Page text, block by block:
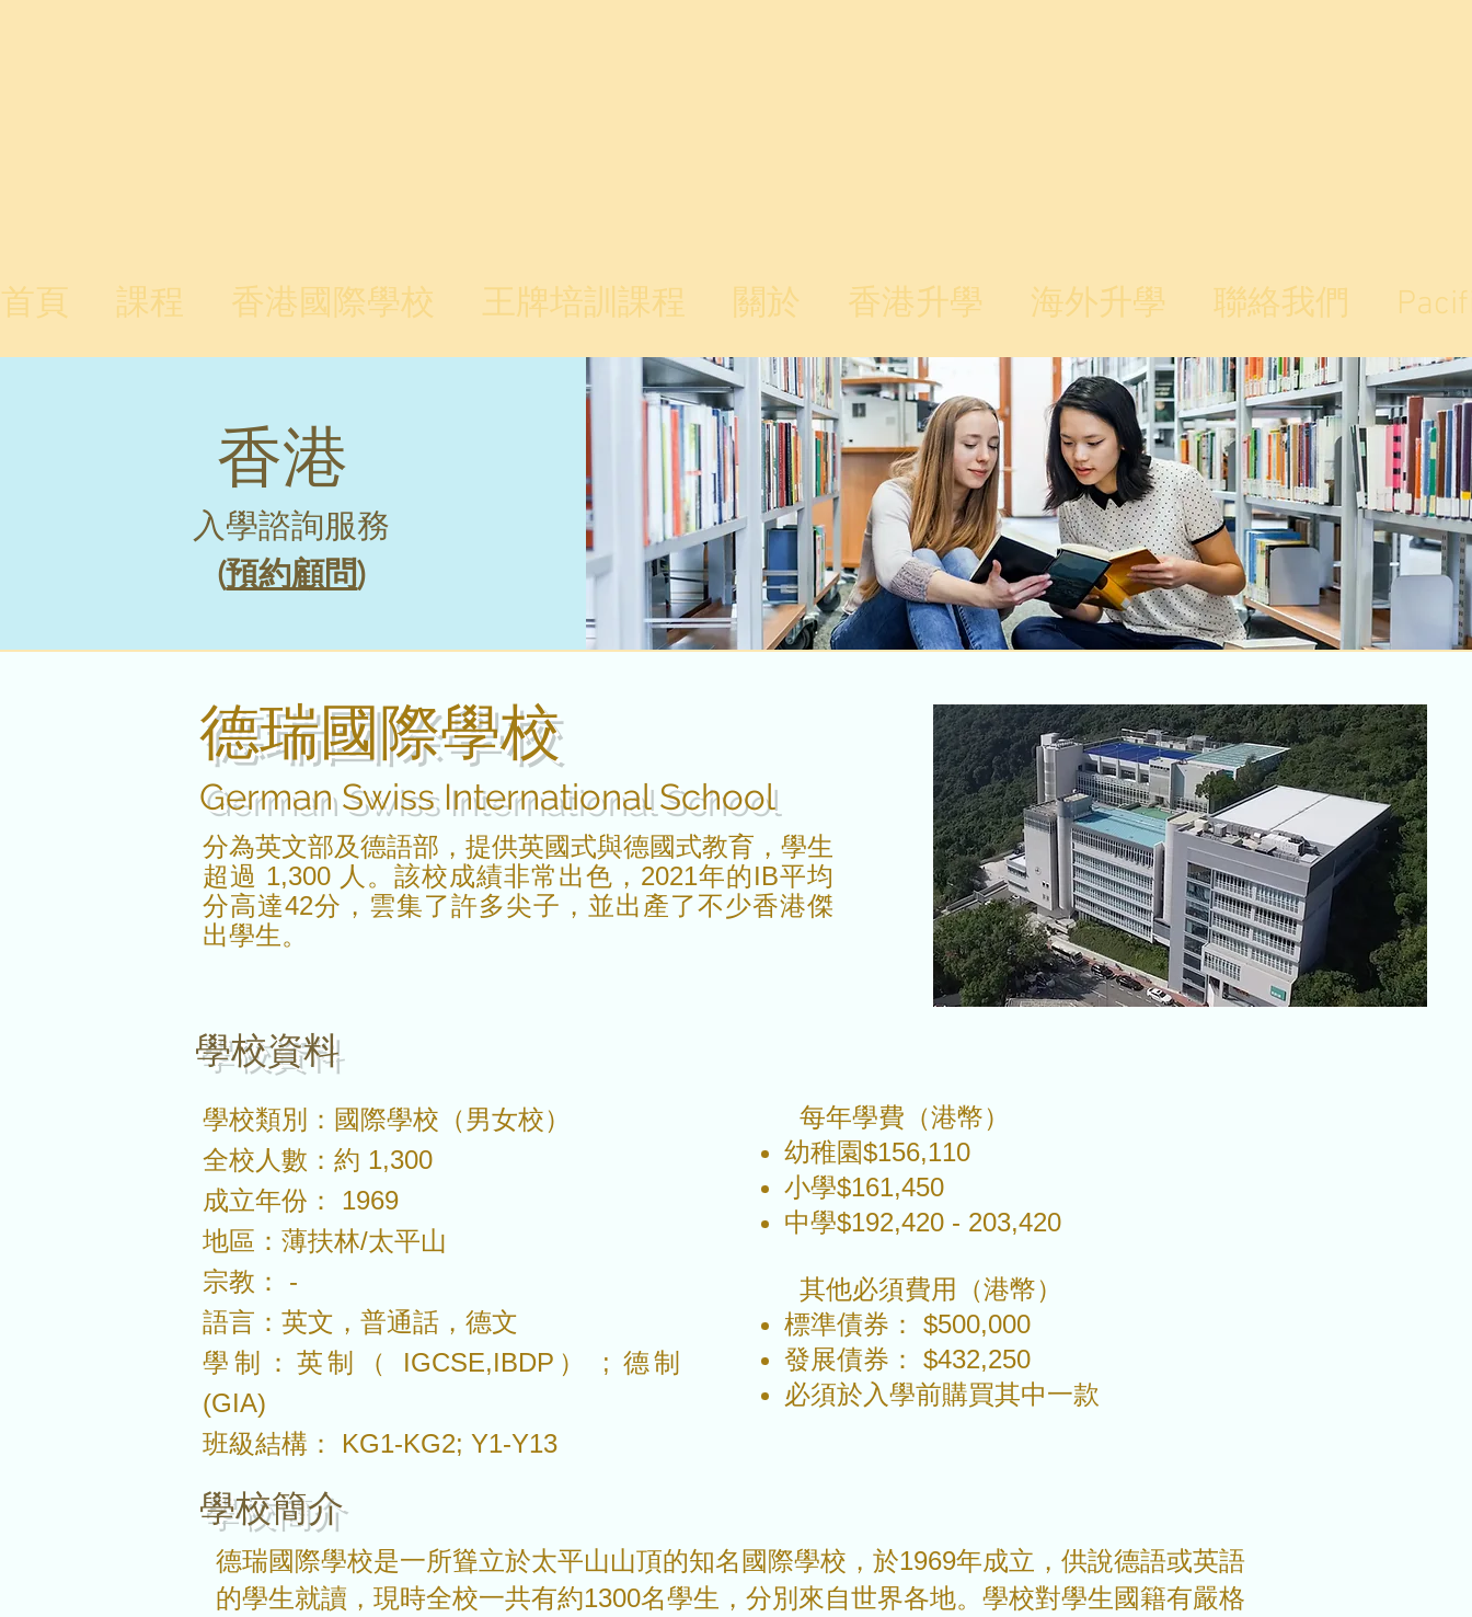
首頁 課程 香港國際學校 王牌培訓課程 關於 香港升學 海外升學 聯絡我們
香港
入學諮詢服務
(預約顧問)
德瑞國際學校
German Swiss International School
分為英文部及德語部，提供英國式與德國式教育，學生
超過 1,300 人。該校成績非常出色，2021年的IB平均
分高達42分，雲集了許多尖子，並出產了不少香港傑
出學生。
學校類別：國際學校（男女校）
全校人數：約 1,300
成立年份： 1969
地區：薄扶林/太平山
宗教： -
語言：英文，普通話，德文
學制：英制（ IGCSE,IBDP） ; 德制
(GIA)
班級結構： KG1-KG2; Y1-Y13
​學校資料
每年學費（港幣）
幼稚園$156,110
小學$161,450
中學$192,420 - 203,420
其他必須費用（港幣）
標準債券： $500,000
發展債券： $432,250
必須於入學前購買其中一款
學校簡介
德瑞國際學校是一所聳立於太平山山頂的知名 國際學校，於1969年成立，供說德語或英語
的學生就讀，現時全校一共有約1300名學生，分別來自世界各地。學校對學生國籍有嚴格